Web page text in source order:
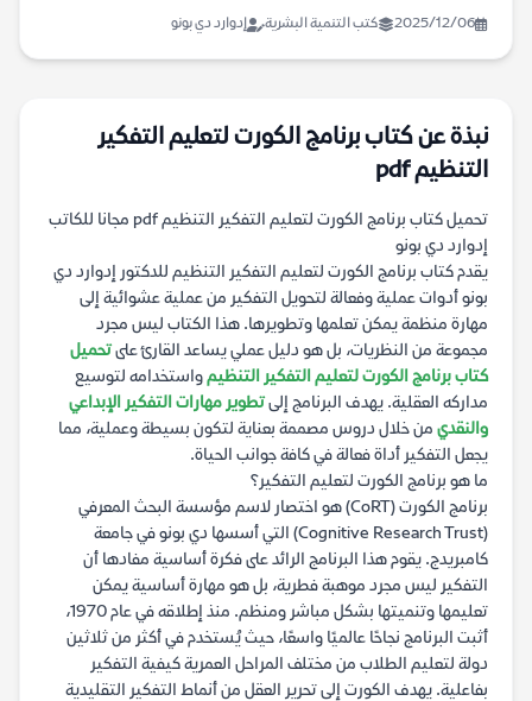
2025/12/06 كتب التنمية البشرية إدوارد دي بونو
نبذة عن كتاب برنامج الكورت لتعليم التفكير
التنظيم pdf
تحميل كتاب برنامج الكورت لتعليم التفكير التنظيم pdf مجانا للكاتب
إدوارد دي بونو
يقدم كتاب برنامج الكورت لتعليم التفكير التنظيم للدكتور إدوارد دي
بونو أدوات عملية وفعالة لتحويل التفكير من عملية عشوائية إلى
مهارة منظمة يمكن تعلمها وتطويرها. هذا الكتاب ليس مجرد
مجموعة من النظريات، بل هو دليل عملي يساعد القارئ علىتحميل
كتاب برنامج الكورت لتعليم التفكير التنظيمواستخدامه لتوسيع
مداركه العقلية. يهدف البرنامج إلىتطوير مهارات التفكير الإبداعي
والنقدي من خلال دروس مصممة بعناية لتكون بسيطة وعملية، مما
يجعل التفكير أداة فعالة في كافة جوانب الحياة.
ما هو برنامج الكورت لتعليم التفكير؟
برنامج الكورت (CoRT) هو اختصار لاسم مؤسسة البحث المعرفي
(Cognitive Research Trust) التي أسسها دي بونو في جامعة
كامبريدج. يقوم هذا البرنامج الرائد على فكرة أساسية مفادها أن
التفكير ليس مجرد موهبة فطرية، بل هو مهارة أساسية يمكن
تعليمها وتنميتها بشكل مباشر ومنظم. منذ إطلاقه في عام 1970،
أثبت البرنامج نجاحًا عالميًا واسعًا، حيث يُستخدم في أكثر من ثلاثين
دولة لتعليم الطلاب من مختلف المراحل العمرية كيفية التفكير
بفاعلية. يهدف الكورت إلى تحرير العقل من أنماط التفكير التقليدية